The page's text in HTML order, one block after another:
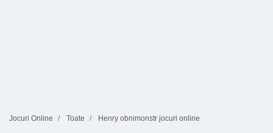
Jocuri Online Toate Henry obnimonstr jocuri online